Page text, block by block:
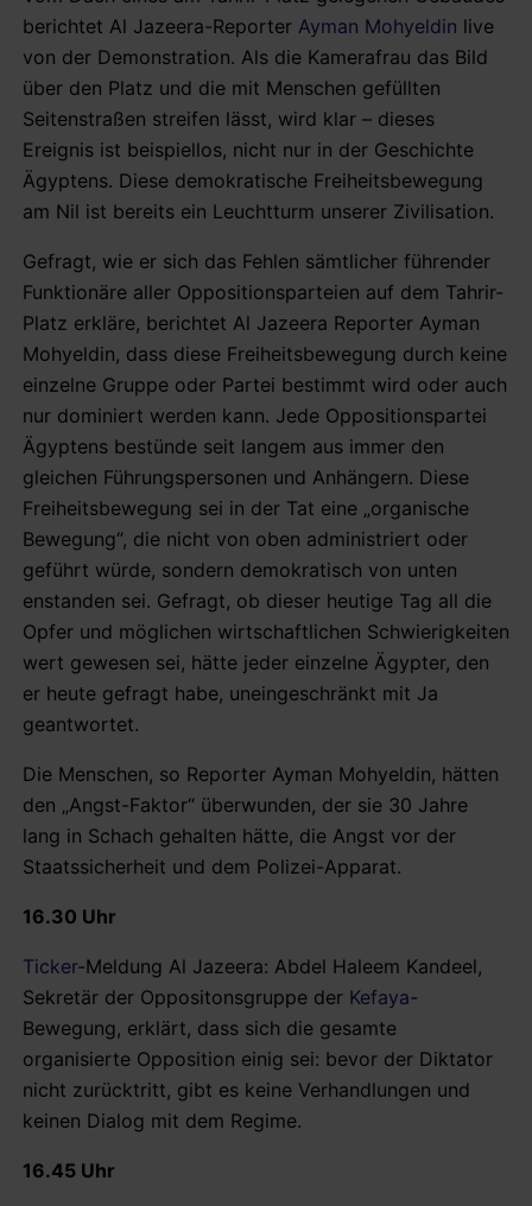
berichtet Al Jazeera-Reporter Ayman Mohyeldin live
von der Demonstration. Als die Kamerafrau das Bild
über den Platz und die mit Menschen gefüllten
Seitenstraßen streifen lässt, wird klar – dieses
Ereignis ist beispiellos, nicht nur in der Geschichte
Ägyptens. Diese demokratische Freiheitsbewegung
am Nil ist bereits ein Leuchtturm unserer Zivilisation.
Gefragt, wie er sich das Fehlen sämtlicher führender
Funktionäre aller Oppositionsparteien auf dem Tahrir-
Platz erkläre, berichtet Al Jazeera Reporter Ayman
Mohyeldin, dass diese Freiheitsbewegung durch keine
einzelne Gruppe oder Partei bestimmt wird oder auch
nur dominiert werden kann. Jede Oppositionspartei
Ägyptens bestünde seit langem aus immer den
gleichen Führungspersonen und Anhängern. Diese
Freiheitsbewegung sei in der Tat eine „organische
Bewegung“, die nicht von oben administriert oder
geführt würde, sondern demokratisch von unten
enstanden sei. Gefragt, ob dieser heutige Tag all die
Opfer und möglichen wirtschaftlichen Schwierigkeiten
wert gewesen sei, hätte jeder einzelne Ägypter, den
er heute gefragt habe, uneingeschränkt mit Ja
geantwortet.
Die Menschen, so Reporter Ayman Mohyeldin, hätten
den „Angst-Faktor“ überwunden, der sie 30 Jahre
lang in Schach gehalten hätte, die Angst vor der
Staatssicherheit und dem Polizei-Apparat.
16.30 Uhr
Ticker-Meldung Al Jazeera: Abdel Haleem Kandeel,
Sekretär der Oppositonsgruppe der Kefaya-
Bewegung, erklärt, dass sich die gesamte
organisierte Opposition einig sei: bevor der Diktator
nicht zurücktritt, gibt es keine Verhandlungen und
keinen Dialog mit dem Regime.
16.45 Uhr